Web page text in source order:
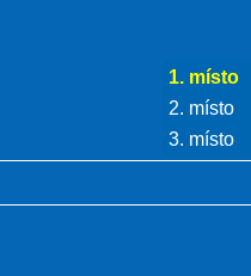
1. místo
2. místo
3. místo